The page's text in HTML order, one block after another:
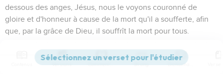
dessous des anges, Jésus, nous le voyons couronné de
gloire et d'honneur à cause de la mort qu'il a soufferte, afin
que, par la grâce de Dieu, il souffrît la mort pour tous.
toutes choses, et qui voulait conduire à la gloire beaucoup
Versions Commentaires Strong